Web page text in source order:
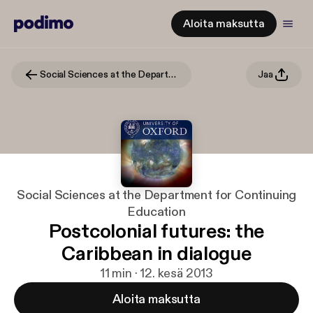
Aloita maksutta
Social Sciences at the Department for Continuing Education Jaa
Social Sciences at the Department for Continuing
Education
Postcolonial futures: the
Caribbean in dialogue
11 min · 12. kesä 2013
Aloita maksutta